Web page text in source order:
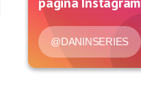
@DANINSERIES